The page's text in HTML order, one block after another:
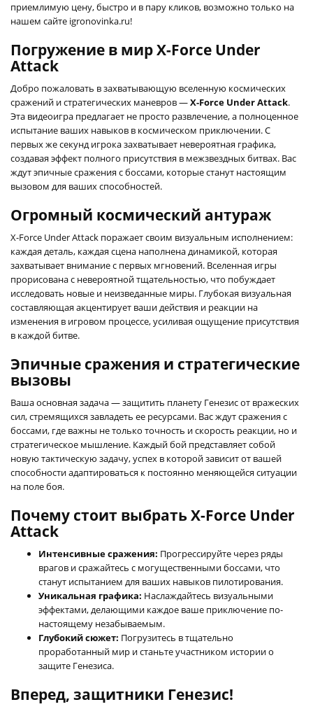
приемлимую цену, быстро и в пару кликов, возможно только на
нашем сайте igronovinka.ru!
Погружение в мир X-Force Under
Attack
Добро пожаловать в захватывающую вселенную космических
сражений и стратегических маневров —X-Force Under Attack.
Эта видеоигра предлагает не просто развлечение, а полноценное
испытание ваших навыков в космическом приключении. С
первых же секунд игрока захватывает невероятная графика,
создавая эффект полного присутствия в межзвездных битвах. Вас
ждут эпичные сражения с боссами, которые станут настоящим
вызовом для ваших способностей.
Огромный космический антураж
X-Force Under Attack поражает своим визуальным исполнением:
каждая деталь, каждая сцена наполнена динамикой, которая
захватывает внимание с первых мгновений. Вселенная игры
прорисована с невероятной тщательностью, что побуждает
исследовать новые и неизведанные миры. Глубокая визуальная
составляющая акцентирует ваши действия и реакции на
изменения в игровом процессе, усиливая ощущение присутствия
в каждой битве.
Эпичные сражения и стратегические
вызовы
Ваша основная задача — защитить планету Генезис от вражеских
сил, стремящихся завладеть ее ресурсами. Вас ждут сражения с
боссами, где важны не только точность и скорость реакции, но и
стратегическое мышление. Каждый бой представляет собой
новую тактическую задачу, успех в которой зависит от вашей
способности адаптироваться к постоянно меняющейся ситуации
на поле боя.
Почему стоит выбрать X-Force Under
Attack
Интенсивные сражения: Прогрессируйте через ряды
врагов и сражайтесь с могущественными боссами, что
станут испытанием для ваших навыков пилотирования.
Уникальная графика: Наслаждайтесь визуальными
эффектами, делающими каждое ваше приключение по-
настоящему незабываемым.
Глубокий сюжет: Погрузитесь в тщательно
проработанный мир и станьте участником истории о
защите Генезиса.
Вперед, защитники Генезис!